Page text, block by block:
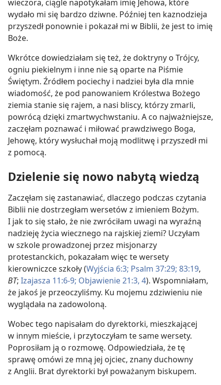
wieczora, ciągle napotykałam imię Jehowa, które
wydało mi się bardzo dziwne. Później ten kaznodzieja
przyszedł ponownie i pokazał mi w Biblii, że jest to imię
Boże.
Wkrótce dowiedziałam się też, że doktryny o Trójcy,
ogniu piekielnym i inne nie są oparte na Piśmie
Świętym. Źródłem pociechy i nadziei była dla mnie
wiadomość, że pod panowaniem Królestwa Bożego
ziemia stanie się rajem, a nasi bliscy, którzy zmarli,
powrócą dzięki zmartwychwstaniu. A co najważniejsze,
zaczęłam poznawać i miłować prawdziwego Boga,
Jehowę, który wysłuchał moją modlitwę i przyszedł mi
z pomocą.
Dzielenie się nowo nabytą wiedzą
Zaczęłam się zastanawiać, dlaczego podczas czytania
Biblii nie dostrzegłam wersetów z imieniem Bożym.
I jak to się stało, że nie zwróciłam uwagi na wyraźną
nadzieję życia wiecznego na rajskiej ziemi? Uczyłam
w szkole prowadzonej przez misjonarzy
protestanckich, pokazałam więc te wersety
kierowniczce szkoły (Wyjścia 6:3; Psalm 37:29; 83:19,
BT; Izajasza 11:6-9; Objawienie 21:3, 4). Wspomniałam,
że jakoś je przeoczyliśmy. Ku mojemu zdziwieniu nie
wyglądała na zadowoloną.
Wobec tego napisałam do dyrektorki, mieszkającej
w innym mieście, i przytoczyłam te same wersety.
Poprosiłam ją o rozmowę. Odpowiedziała, że tę
sprawę omówi ze mną jej ojciec, znany duchowny
z Anglii. Brat dyrektorki był poważanym biskupem.